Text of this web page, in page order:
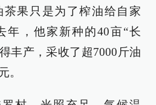
茶果只是为了榨油给自家
年，他家新种的40亩“长
丰产，采收了超7000斤油
。